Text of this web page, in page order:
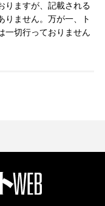
りますが、記載される
りません。万が一、ト
一切行っておりません